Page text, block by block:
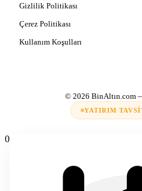
Gizlilik Politikası
Çerez Politikası
Kullanım Koşulları
© 2026 BinAltın.com—
YATIRIM
0